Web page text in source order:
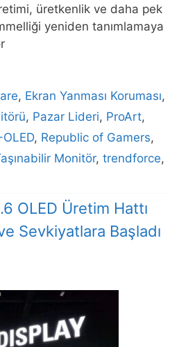
üretkenlik ve daha pek
yeniden tanımlamaya
, Ekran Yanması Koruması,
, Pazar Lideri, ProArt,
, Republic of Gamers,
Monitör, trendforce,
OLED Üretim Hattı
Sevkiyatlara Başladı